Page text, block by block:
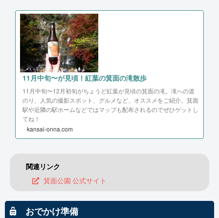
11月中旬〜が見頃！紅葉の箕面の滝散歩
11月中旬〜12月初旬がちょうど紅葉が見頃の箕面の滝。滝への道
のり、人気の撮影スポット、グルメなど、オススメをご紹介。箕面
駅や近隣の駅ホームなどではマップも配布されるのでぜひゲットし
てね！
kansai-onna.com
関連リンク
箕面公園 公式サイト
おでかけ準備